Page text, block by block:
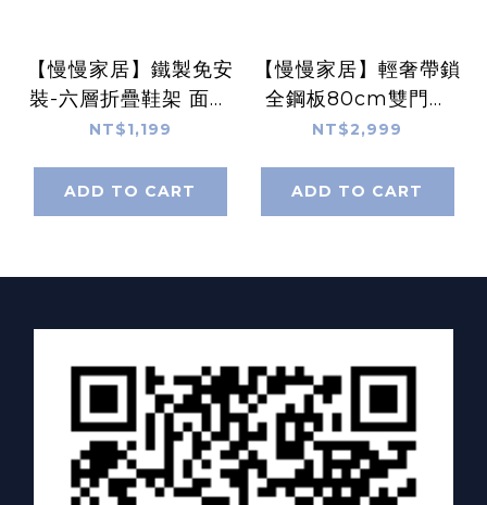
【慢慢家居】鐵製免安
裝-六層折疊鞋架 面寬
69.5公分(免安裝鞋架
NT$1,199
ADD TO CART
【慢慢家居】輕奢帶鎖
全鋼板80cm雙門鞋
櫃-層高任調 (玄關櫃
鞋櫃)
NT$2,999
ADD TO CART